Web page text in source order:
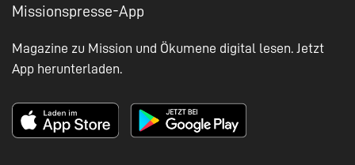
Missionspresse-App
Magazine zu Mission und Ökumene digital lesen. Jetzt
App herunterladen.